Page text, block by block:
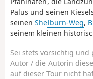
Palus und seinen
seinen Shelburn-Weg,
seinem kleinen
Sei stets vorsichtig und
Autor / die Autorin
auf dieser Tour nicht